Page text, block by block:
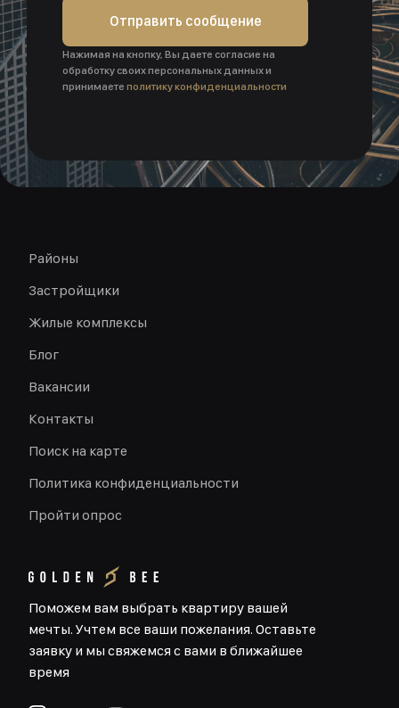
Отправить сообщение
Нажимая на кнопку, Вы даете согласие на
обработку своих персональных данных и
принимаете политику конфиденциальности
Поможем вам выбрать квартиру вашей
мечты. Учтем все ваши пожелания. Оставьте
заявку и мы свяжемся с вами в ближайшее
время
Районы
Застройщики
Жилые комплексы
Блог
Вакансии
Контакты
Поиск на карте
Политика конфиденциальности
Пройти опрос